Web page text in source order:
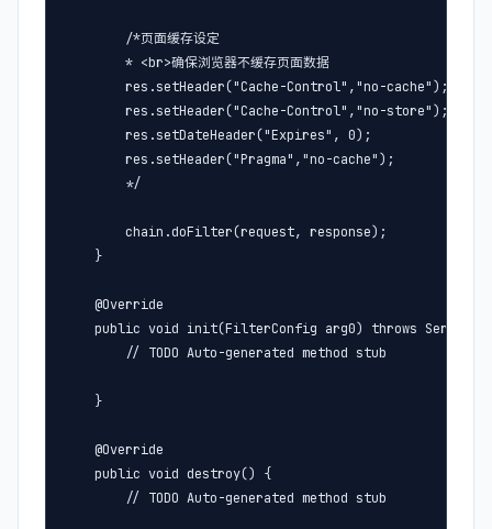
        /*页面缓存设定
        * <br>确保浏览器不缓存页面数据
        res.setHeader("Cache-Control","no-cache");
        res.setHeader("Cache-Control","no-store");
        res.setDateHeader("Expires", 0);
        res.setHeader("Pragma","no-cache");
        */
        chain.doFilter(request, response);
    }
    @Override
public void init(FilterConfig arg0) throws
        // TODO Auto-generated method stub
    }
    @Override
    public void destroy() {
        // TODO Auto-generated method stub